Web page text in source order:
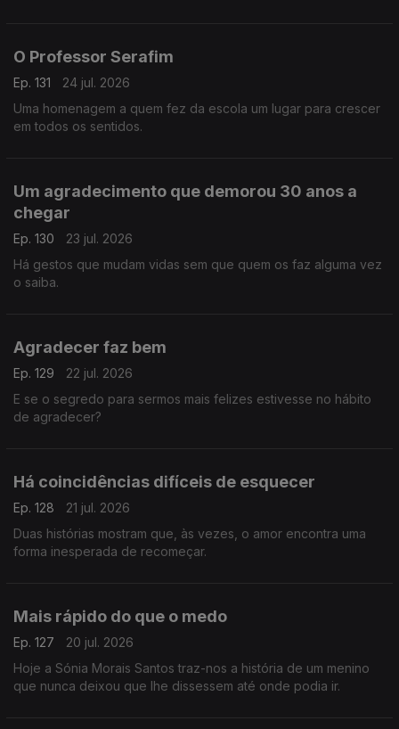
O Professor Serafim
Ep. 131
24 jul. 2026
Uma homenagem a quem fez da escola um lugar para crescer
em todos os sentidos.
Um agradecimento que demorou 30 anos a
chegar
Ep. 130
23 jul. 2026
Há gestos que mudam vidas sem que quem os faz alguma vez
o saiba.
Agradecer faz bem
Ep. 129
22 jul. 2026
E se o segredo para sermos mais felizes estivesse no hábito
de agradecer?
Há coincidências difíceis de esquecer
Ep. 128
21 jul. 2026
Duas histórias mostram que, às vezes, o amor encontra uma
forma inesperada de recomeçar.
Mais rápido do que o medo
Ep. 127
20 jul. 2026
Hoje a Sónia Morais Santos traz-nos a história de um menino
que nunca deixou que lhe dissessem até onde podia ir.